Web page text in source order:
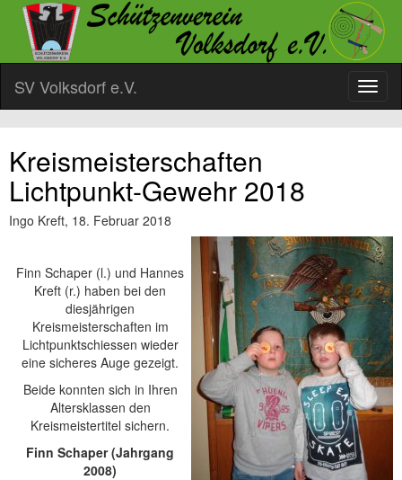
SV Volksdorf e.V.
Kreismeisterschaften
Lichtpunkt-Gewehr 2018
Ingo Kreft, 18. Februar 2018
Finn Schaper (l.) und Hannes
Kreft (r.) haben bei den
diesjährigen
Kreismeisterschaften im
Lichtpunktschiessen wieder
eine sicheres Auge gezeigt.
Beide konnten sich in Ihren
Altersklassen den
Kreismeistertitel sichern.
Finn Schaper (Jahrgang
2008)